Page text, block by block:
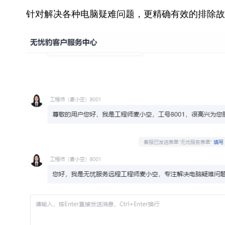
针对解决各种电脑疑难问题，更精确有效的排除